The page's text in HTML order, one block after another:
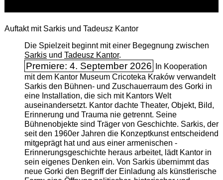
Auftakt mit Sarkis und Tadeusz Kantor
Die Spielzeit beginnt mit einer Begegnung zwischen
Sarkisund Tadeusz Kantor.
Premiere: 4. September 2026
In Kooperation
mit dem Kantor Museum Cricoteka Kraków verwandelt
Sarkis den Bühnen- und Zuschauerraum des Gorki in
eine Installation, die sich mit Kantors Welt
auseinandersetzt. Kantor dachte Theater, Objekt, Bild,
Erinnerung und Trauma nie getrennt. Seine
Bühnenobjekte sind Träger von Geschichte. Sarkis, der
seit den 1960er Jahren die Konzeptkunst entscheidend
mitgeprägt hat und aus einer armenischen ­
Erinnerungsgeschichte heraus arbeitet, lädt Kantor in
sein eigenes Denken ein. Von Sarkis übernimmt das
neue Gorki den Begriff der Einladung als künstlerische